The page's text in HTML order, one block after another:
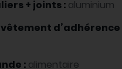
+ joints : aluminium
: alimentaire